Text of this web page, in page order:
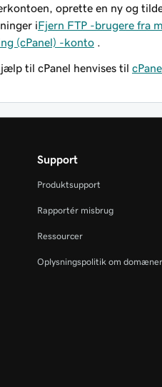
oprette en ny og
iFjern FTP -brugere fra
(cPanel) -konto
til cPanel henvises til
Support
Produktsupport
Rapportér misbrug
Ressourcer
Oplysningspolitik om